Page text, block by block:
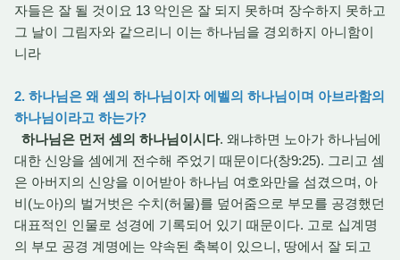
자들은 잘 될 것이요 13 악인은 잘 되지 못하며 장수하지 못하고
그 날이 그림자와 같으리니 이는 하나님을 경외하지 아니함이
니라
2. 하나님은 왜 셈의 하나님이자 에벨의 하나님이며 아브라함의
하나님이라고 하는가?
하나님은 먼저 셈의 하나님이시다. 왜냐하면 노아가 하나님에
대한 신앙을 셈에게 전수해 주었기 때문이다(창9:25). 그리고 셈
은 아버지의 신앙을 이어받아 하나님 여호와만을 섬겼으며, 아
비(노아)의 벌거벗은 수치(허물)를 덮어줌으로 부모를 공경했던
대표적인 인물로 성경에 기록되어 있기 때문이다. 고로 십계명
의 부모 공경 계명에는 약속된 축복이 있으니, 땅에서 잘 되고